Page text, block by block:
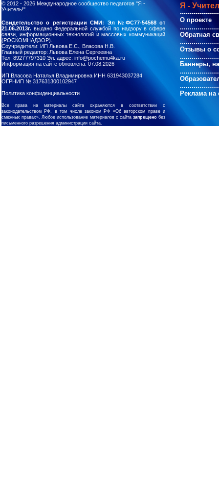
© 2012 - 2026 Международное сообщество педагогов "Я -
Учитель!"
Я -
О проекте
Обратная
Отзывы о
Баннеры,
Реклама на
Свидетельство о регистрации СМИ: Эл №ФС77-54568 от
21.06.2013г. выдано Федеральной службой по надзору в сфере
связи, информационных технологий и массовых коммуникаций
(РОСКОМНАДЗОР).
Соучредители: ИП Львова Е.С., Власова Н.В.
Главный редактор: Львова Елена Сергеевна
Тел. 89277797310 Эл. адрес: info@pochemu4ka.ru
Информация на сайте обновлена: 07.08.2026
ИП Власова Наталья Владимировна ИНН 631943037284
ОГРНИП № 317631300102947
Политика конфиденциальности
Все права на материалы сайта охраняются в соответствии с
законодательством РФ, в том числе законом РФ «Об авторском праве и
смежных правах». Любое использование материалов с сайта запрещенобез
письменного разрешения администрации сайта.